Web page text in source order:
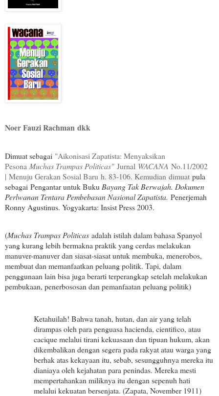
Noer Fauzi Rachman dkk
Dimuat sebagai "Aikonisasi Zapatista: Menyaksikan
Pesona Muchas Trampas Politicas" Jurnal WACANA No.11/2002
| Menuju Gerakan Sosial Baru h. 83-106. Kemudian dimuat pula
sebagai Pengantar untuk Buku Bayang Tak Berwajah. Dokumen
Perlwanan Tentara Pembebasan Nasional Zapatista. Penerjemah
Ronny Agustinus. Yogyakarta: Insist Press 2003.
(Muchas Trampas Politicas adalah istilah dalam bahasa Spanyol
yang kurang lebih bermakna praktik yang cerdas melakukan
manuver-manuver dan siasat-siasat untuk membuka, menerobos,
membuat dan memanfaatkan peluang politik. Tapi, dalam
penggunaan lain bisa juga berarti terperangkap setelah melakukan
pembukaan, penerbososan dan pemanfaatan peluang politik)
Ketahuilah! Bahwa tanah, hutan, dan air yang telah
dirampas oleh para penguasa hacienda, cientifico, atau
cacique melalui tirani kekuasaan dan tipuan hukum, akan
dikembalikan dengan segera pada rakyat atau warga yang
berhak atas kekayaan itu, sebab, se­sungguhnya mereka itu
dianiaya oleh kejahatan para penindas. Mereka mesti
mempertahankan miliknya itu dengan sepenuh hati
melalui kekuatan bersenjata. (Zapata, November 1911)